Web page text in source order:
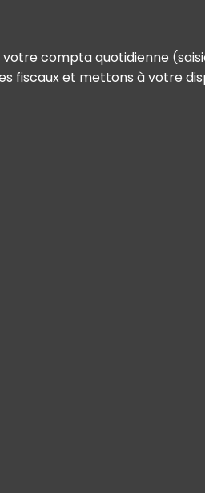
compta quotidienne
et mettons à votre